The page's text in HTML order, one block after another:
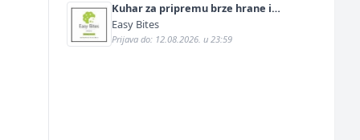
Kuhar za pripremu brze hrane i
jednostavnih jela (m/ž)
Easy Bites
Prijava do: 12.08.2026. u 23:59